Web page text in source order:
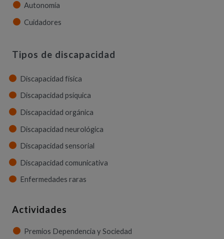
Autonomía
Cuidadores
Tipos de discapacidad
Discapacidad física
Discapacidad psíquica
Discapacidad orgánica
Discapacidad neurológica
Discapacidad sensorial
Discapacidad comunicativa
Enfermedades raras
Actividades
Premios Dependencia y Sociedad